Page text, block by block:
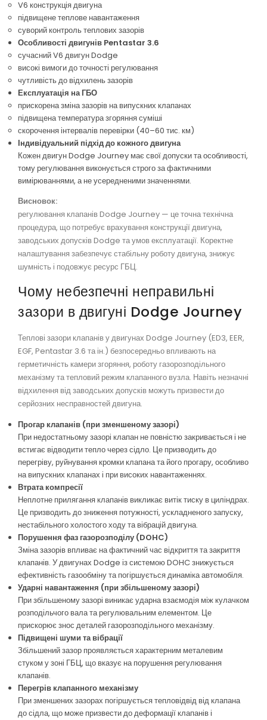
V6 конструкція двигуна
підвищене теплове навантаження
суворий контроль теплових зазорів
Особливості двигунів Pentastar 3.6
сучасний V6 двигун Dodge
високі вимоги до точності регулювання
чутливість до відхилень зазорів
Експлуатація на ГБО
прискорена зміна зазорів на випускних клапанах
підвищена температура згоряння суміші
скорочення інтервалів перевірки (40–60 тис. км)
Індивідуальний підхід до кожного двигуна
Кожен двигун Dodge Journey має свої допуски та особливості,
тому регулювання виконується строго за фактичними
вимірюваннями, а не усередненими значеннями.
Висновок:
регулювання клапанів Dodge Journey — це точна технічна
процедура, що потребує врахування конструкції двигуна,
заводських допусків Dodge та умов експлуатації. Коректне
налаштування забезпечує стабільну роботу двигуна, знижує
шумність і подовжує ресурс ГБЦ.
Чому небезпечні неправильні
зазори в двигуні Dodge Journey
Теплові зазори клапанів у двигунах Dodge Journey (ED3, EER,
EGF, Pentastar 3.6 та ін.) безпосередньо впливають на
герметичність камери згоряння, роботу газорозподільного
механізму та тепловий режим клапанного вузла. Навіть незначні
відхилення від заводських допусків можуть призвести до
серйозних несправностей двигуна.
Прогар клапанів (при зменшеному зазорі)
При недостатньому зазорі клапан не повністю закривається і не
встигає відводити тепло через сідло. Це призводить до
перегріву, руйнування кромки клапана та його прогару, особливо
на випускних клапанах і при високих навантаженнях.
Втрата компресії
Неплотне прилягання клапанів викликає витік тиску в циліндрах.
Це призводить до зниження потужності, ускладненого запуску,
нестабільного холостого ходу та вібрацій двигуна.
Порушення фаз газорозподілу (DOHC)
Зміна зазорів впливає на фактичний час відкриття та закриття
клапанів. У двигунах Dodge із системою DOHC знижується
ефективність газообміну та погіршується динаміка автомобіля.
Ударні навантаження (при збільшеному зазорі)
При збільшеному зазорі виникає ударна взаємодія між кулачком
розподільчого вала та регулювальним елементом. Це
прискорює знос деталей газорозподільного механізму.
Підвищені шуми та вібрації
Збільшений зазор проявляється характерним металевим
стуком у зоні ГБЦ, що вказує на порушення регулювання
клапанів.
Перегрів клапанного механізму
При зменшених зазорах погіршується тепловідвід від клапана
до сідла, що може призвести до деформації клапанів і